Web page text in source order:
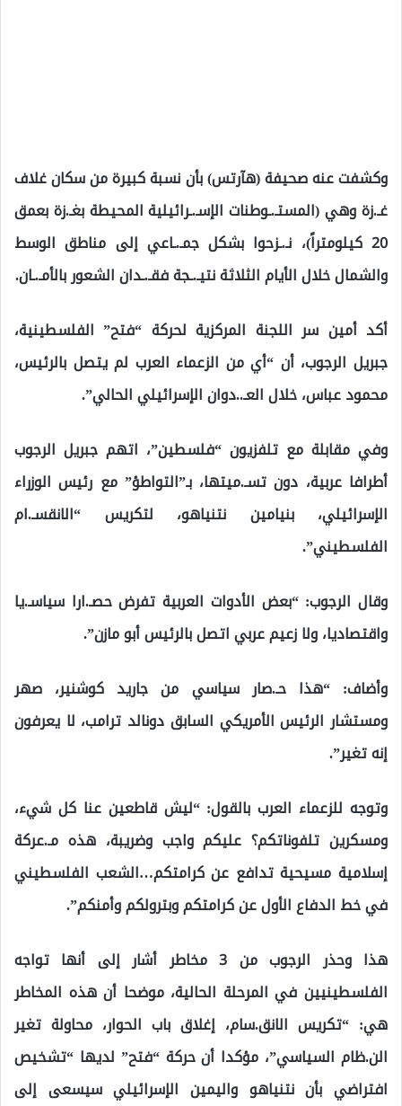
وكشفت عنه صحيفة (هآرتس) بأن نسبة كبيرة من سكان غلاف
غـ.زة وهي (المستـ.ـوطنات الإسـ.ـرائيلية المحيطة بغـ.زة بعمق
20 كيلومتراً)، نـ.ـزحوا بشكل جمـ.ـاعي إلى مناطق الوسط
والشمال خلال الأيام الثلاثة نتيـ.ـجة فقـ.ـدان الشعور بالأمـ.ـان.
أكد أمين سر اللجنة المركزية لحركة “فتح” الفلسطينية،
جبريل الرجوب، أن “أي من الزعماء العرب لم يتصل بالرئيس،
محمود عباس، خلال العـ..دوان الإسرائيلي الحالي”.
وفي مقابلة مع تلفزيون “فلسطين”، اتهم جبريل الرجوب
أطرافا عربية، دون تسـ.ميتها، بـ”التواطؤ” مع رئيس الوزراء
الإسرائيلي، بنيامين نتنياهو، لتكريس “الانقسـ.ام
الفلسطيني”.
وقال الرجوب: “بعض الأدوات العربية تفرض حصـ.ارا سياسـ.يا
واقتصاديا، ولا زعيم عربي اتصل بالرئيس أبو مازن”.
وأضاف: “هذا حـ.صار سياسي من جاريد كوشنير، صهر
ومستشار الرئيس الأمريكي السابق دونالد ترامب، لا يعرفون
إنه تغير”.
وتوجه للزعماء العرب بالقول: “ليش قاطعين عنا كل شيء،
ومسكرين تلفوناتكم؟ عليكم واجب وضريبة، هذه مـ.عركة
إسلامية مسيحية تدافع عن كرامتكم…الشعب الفلسطيني
في خط الدفاع الأول عن كرامتكم وبترولكم وأمنكم”.
هذا وحذر الرجوب من 3 مخاطر أشار إلى أنها تواجه
الفلسطينيين في المرحلة الحالية، موضحا أن هذه المخاطر
هي: “تكريس الانق.سام، إغلاق باب الحوار، محاولة تغير
الن.ظام السياسي”، مؤكدا أن حركة “فتح” لديها “تشخيص
افتراضي بأن نتنياهو واليمين الإسرائيلي سيسعى إلى